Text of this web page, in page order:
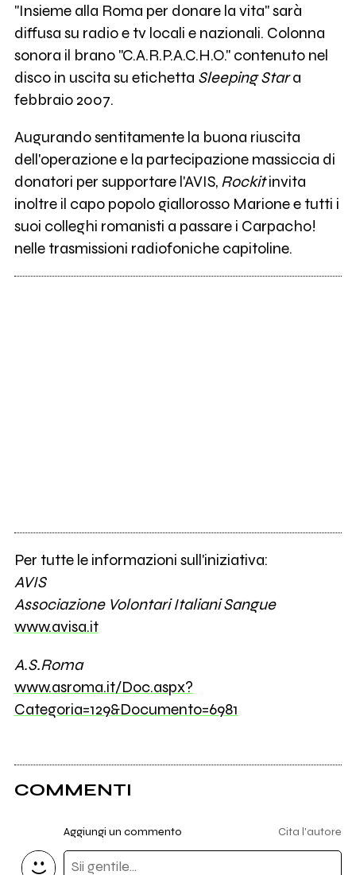
"Insieme alla Roma per donare la vita" sarà
diffusa su radio e tv locali e nazionali. Colonna
sonora il brano "C.A.R.P.A.C.H.O." contenuto nel
disco in uscita su etichetta Sleeping Stara
febbraio 2007.
Augurando sentitamente la buona riuscita
dell'operazione e la partecipazione massiccia di
donatori per supportare l'AVIS, Rockitinvita
inoltre il capo popolo giallorosso Marione e tutti i
suoi colleghi romanisti a passare i Carpacho!
nelle trasmissioni radiofoniche capitoline.
Per tutte le informazioni sull'iniziativa:
AVIS
Associazione Volontari Italiani Sangue
www.avisa.it
A.S.Roma
www.asroma.it/Doc.aspx?
Categoria=129&Documento=6981
COMMENTI
Aggiungi un commento Cita l'autore